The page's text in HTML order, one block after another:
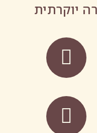
יוקרתית